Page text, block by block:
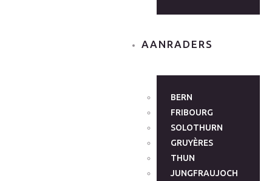
AANRADERS
BERN
FRIBOURG
SOLOTHURN
GRUYÈRES
THUN
JUNGFRAUJOCH